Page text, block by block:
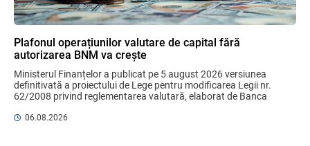
MIA Plăți Instant: Soluția inovativă pentru
cetățeni, afaceri și plata serviciilor
publice
05.08.2026 BNM
Proiectul de lege referitor la contractele
de credit pentru bunuri imobile
rezidențiale, consultat cu părțile
Plafonul operațiunilor valutare de capital fără
autorizarea BNM va crește
Ministerul Finanțelor a publicat pe 5 august 2026 versiunea
definitivată a proiectului de Lege pentru modificarea Legii nr.
62/2008 privind reglementarea valutară, elaborat de Banca
06.08.2026